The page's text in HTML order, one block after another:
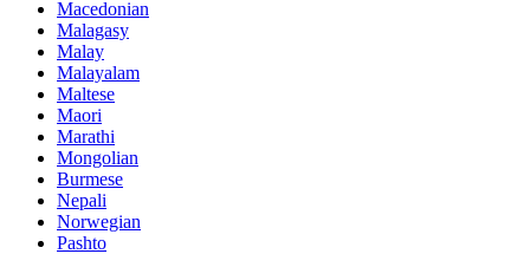
Macedonian
Malagasy
Malay
Malayalam
Maltese
Maori
Marathi
Mongolian
Burmese
Nepali
Norwegian
Pashto